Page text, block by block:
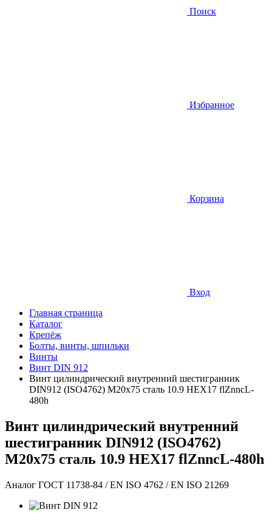
Поиск
Избранное
Корзина
Вход
Главная страница
Каталог
Крепёж
Болты, винты, шпильки
Винты
Винт DIN 912
Винт цилиндрический внутренний шестигранник
DIN912 (ISO4762) М20х75 сталь 10.9 HEX17 flZnncL-
480h
Винт цилиндрический внутренний
шестигранник DIN912 (ISO4762)
М20х75 сталь 10.9 HEX17 flZnncL-480h
Аналог ГОСТ 11738-84 / EN ISO 4762 / EN ISO 21269